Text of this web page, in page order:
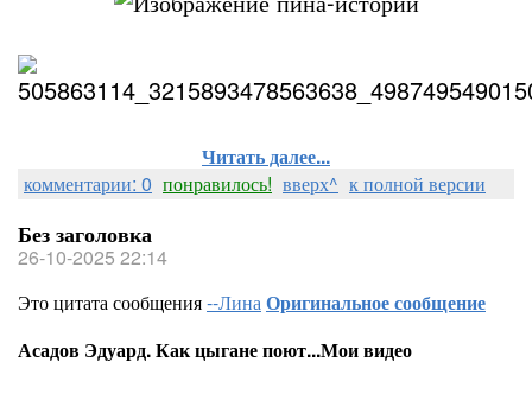
Читать далее...
комментарии: 0 понравилось! вверх^ к полной версии
Без заголовка
26-10-2025 22:14
Это цитата сообщения--ЛинаОригинальное сообщение
Асадов Эдуард. Как цыгане поют...Мои видео